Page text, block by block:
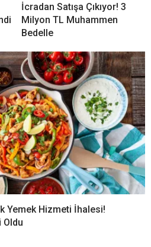
İcradan Satışa Çıkıyor! 3
Milyon TL Muhammen
Bedelle
Yemek Hizmeti İhalesi!
Oldu